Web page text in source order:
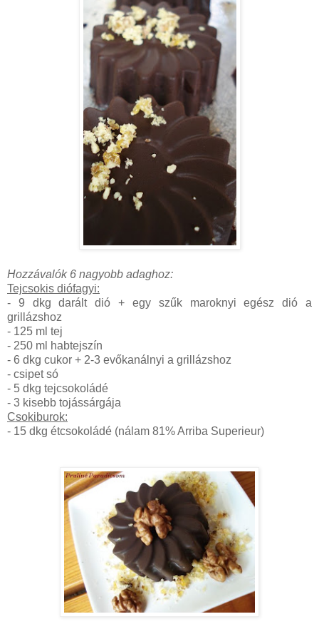
Hozzávalók 6 nagyobb adaghoz:
Tejcsokis diófagyi:
- 9 dkg darált dió + egy szűk maroknyi egész dió a
grillázshoz
- 125 ml tej
- 250 ml habtejszín
- 6 dkg cukor + 2-3 evőkanálnyi a grillázshoz
- csipet só
- 5 dkg tejcsokoládé
- 3 kisebb tojássárgája
Csokiburok:
- 15 dkg étcsokoládé (nálam 81% Arriba Superieur)